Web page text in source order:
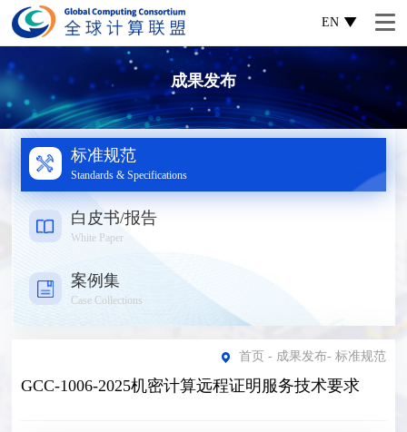
EN
成果发布
标准规范
Standards & Specifications
白皮书/报告
White Paper
案例集
Case Collections
首页 - 成果发布- 标准规范
GCC-1006-2025机密计算远程证明服务技术要求